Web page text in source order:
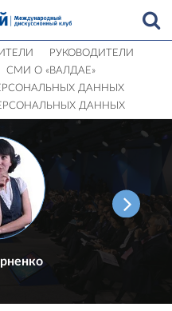
РУКОВОДИТЕЛИ
СМИ О «ВАЛДАЕ»
ДАННЫХ
ДАННЫХ